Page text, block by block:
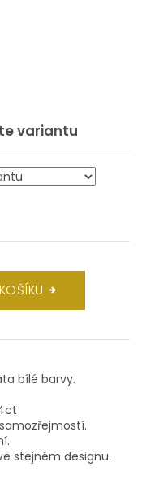
variantu
bílé barvy.
stejném designu.